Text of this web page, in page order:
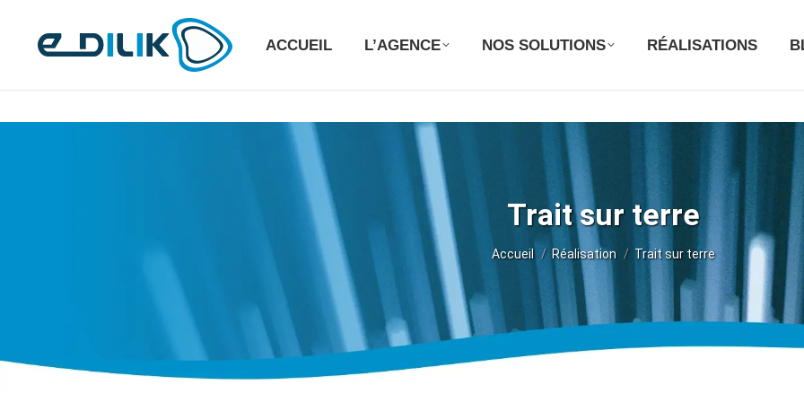
ACCUEIL L’AGENCE NOS SOLUTIONS RÉALISATIONS
Trait sur terre
Vous êtes ici :
Accueil Réalisation Trait sur terre